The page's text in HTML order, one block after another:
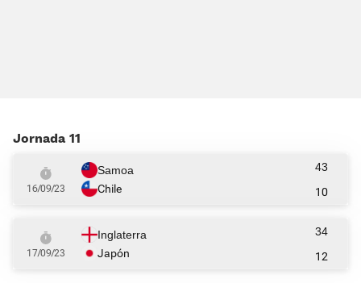
Jornada 11
16/09/23
Samoa
Chile
43
10
17/09/23
Inglaterra
Japón
34
12